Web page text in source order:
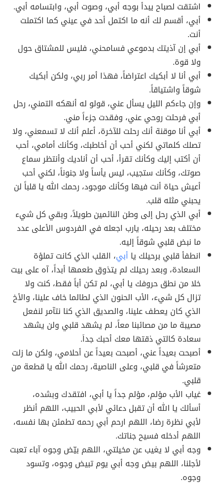
اشتقت لصباح يبدأ بوجه أبي، وصوت أبي، وابتسامه أبي.
أبي، أقسم لك أنه ما اكتمل أحد في عيني كما اكتملت
أنت.
أبي إن آذيتك بدموعي فسامحني، فليس للمشتاق حول
ولا قوة.
أبي أنا لا أبكيك اعتراضاً، فهذا أمر ربي، ولكن أبكيك
شوقاً واشتياقاً.
وإن جاءكم الليل يسأل عني، قولو له أنهكه التمني، رحل
أبي فرحلت روحي عني، وفقدت جزءاً مني.
أبي أنا موقنة أنك رحلت للآخرة، أعلم أنك لا تسمعني، ولا
تصلك كلماتي لكني أحب أن أخاطبك، وكأنك أمامي، أحب
أن أكتب إليك وكأنك تقرأ، أحب أن أناديك وأنتظر سماع
صوتك، وكأنك ستجيب، ليس يأساً ولا جنوناً، لكني أحب
أعيش حياة أنت فيها وكأنك موجود، رحمك الله يا قلباً لن
يحبني مثله قلب.
أبي الذي رحل إلى وطن النائمين طويلاً، وبقي كل شيء
مختلف بعد رحيله، يارب اجعله في الفردوس الأعلى عدد
ما نبض قلبي شوقاً إليه.
انطفأ قلبي برحيلك يا أبي، القلب الذي كانت تملؤة
السعادة، وبعد رحيلك لم يتذوق طعمها أبداً، آه على بيت
خلا من نطق حروفك يا أبي، لم تكن أباً فقط، كنت ولا
تزال كل شيء، الأب الحنون الذي لطالما خاف علينا، والأخ
الذي كان يعطف علينا، والصديق الذي كنا نتآمر لنفعل
مصيبة ما من مصائبنا معاً، لم يشهد قلبي ولن يشهد
سعادة كالتي ذقتها معك أحبك جداَ.
أصبحت بعيداً عني، أصبحت بعيداً عن أحلامي، ولكن ما زلت
متعرشاً في قلبي، وعلى الناصية، رحمك الله يا قطعة من
قلبي.
غياب الأب مؤلم، مؤلم جداً يا أبي، افتقدك وبشده،
أسألك يا الله أن تقبل دعائي لأبي الحبيب، اللهم أنظر
لأبي نظرة رضا، اللهم ارحم أبي رحمه تطمئن بها نفسه،
اللهم أدخله فسيح جناتك.
وجه أبي لا يغيب عن مخيلتي، اللهم بيّض وجوه آباء تعبت
لأجلنا، اللهم بيض وجه أبي يوم تبيض وجوه، وتسود
وجوه.